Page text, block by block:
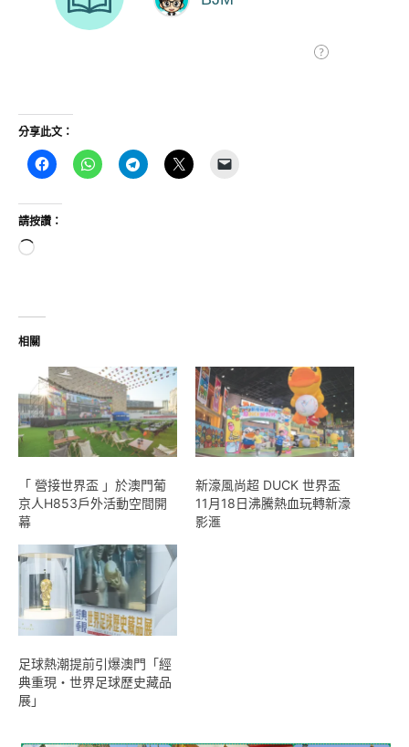
分享此文：
請按讚：
正
入...
相關
「 營接世界盃 」於澳門葡
京人H853戶外活動空間開
幕
新濠風尚超 DUCK 世界盃
11月18日沸騰熱血玩轉新濠
影滙
足球熱潮提前引爆澳門「經
典重現・世界足球歷史藏品
展」